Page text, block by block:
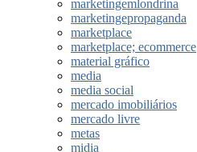
marketingemlondrina
marketingepropaganda
marketplace
marketplace; ecommerce
material gráfico
media
media social
mercado imobiliários
mercado livre
metas
midia